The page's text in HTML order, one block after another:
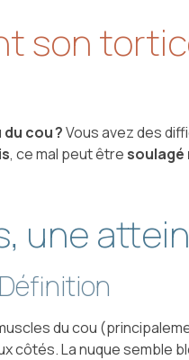
son
cou ?Vous avez des
, ce mal peut être soulagé
une
du cou
côtés. La nuque semble